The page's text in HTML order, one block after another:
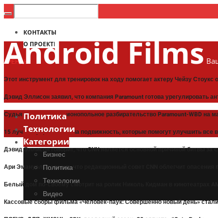
КОНТАКТЫ
О ПРОЕКТЕ
ТРЕНДЫ:
Этот инструмент для тренировок на ходу помогает актеру Чейзу
Дэвид Эллисон заявил, что компания Paramount готова урегулировать
Судья назначил антимонопольное разбирательство Paramount-WBD на
15 лучших упражнений на подвижность, которые помогут улучшить все
Дэвид Эллисон говорит, что CNN является основной причиной битвы за
Ари Эмануэль говорит, что редакционный совет CNN облегчит опасения
Белый дом по-своему смотрит на ролик Николь Кидман в кинотеатрах
Кассовые сборы фильма «Человек-паук: Совершенно новый день»
Android Films
Политика
Технологии
Категории
Бизнес
Политика
Технологии
Видео